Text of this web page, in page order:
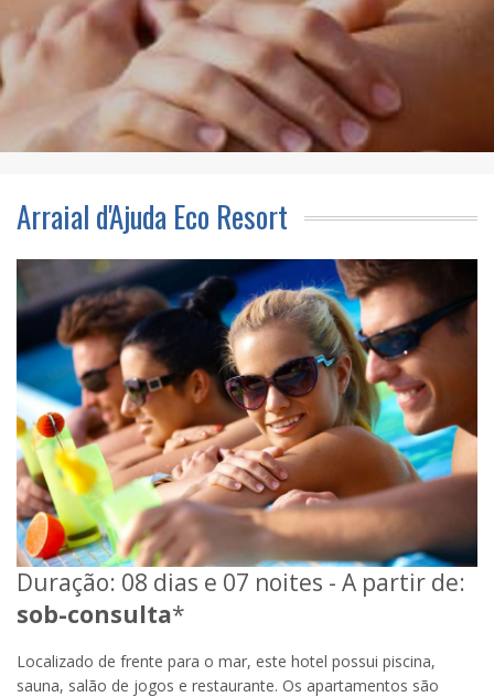
Arraial d'Ajuda Eco Resort
Duração: 08 dias e 07 noites - A partir de:
sob-consulta*
Localizado de frente para o mar, este hotel possui piscina,
sauna, salão de jogos e restaurante. Os apartamentos são